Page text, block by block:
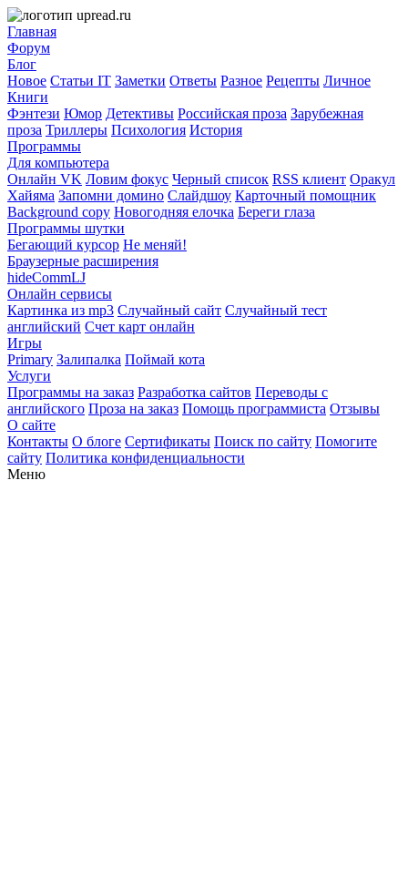
Главная
Форум
Блог
Новое Статьи IT Заметки Ответы Разное Рецепты Личное
Книги
Фэнтези Юмор Детективы Российская проза Зарубежная
проза Триллеры Психология История
Программы
Для компьютера
Онлайн VK Ловим фокус Черный список RSS клиент Оракул
Хайяма Запомни домино Слайдшоу Карточный помощник
Background copy Новогодняя елочка Береги глаза
Программы шутки
Бегающий курсор Не меняй!
Браузерные расширения
hideCommLJ
Онлайн сервисы
Картинка из mp3 Случайный сайт Случайный тест
английский Счет карт онлайн
Игры
Primary Залипалка Поймай кота
Услуги
Программы на заказ Разработка сайтов Переводы с
английского Проза на заказ Помощь программиста Отзывы
О сайте
Контакты О блоге Сертификаты Поиск по сайту Помогите
сайту Политика конфиденциальности
Меню